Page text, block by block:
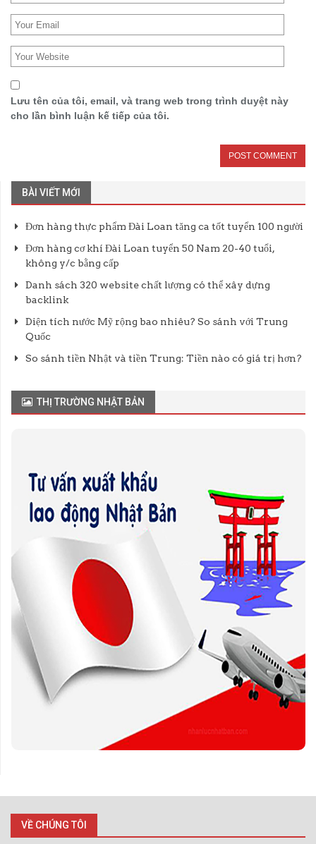
Lưu tên của tôi, email, và trang web trong trình duyệt này
cho lần bình luận kế tiếp của tôi.
BÀI VIẾT MỚI
Đơn hàng thực phẩm Đài Loan tăng ca tốt tuyển 100 người
Đơn hàng cơ khí Đài Loan tuyển 50 Nam 20-40 tuổi,
không y/c bằng cấp
Danh sách 320 website chất lượng có thể xây dựng
backlink
Diện tích nước Mỹ rộng bao nhiêu? So sánh với Trung
Quốc
So sánh tiền Nhật và tiền Trung: Tiền nào có giá trị hơn?
THỊ TRƯỜNG NHẬT BẢN
VỀ CHÚNG TÔI